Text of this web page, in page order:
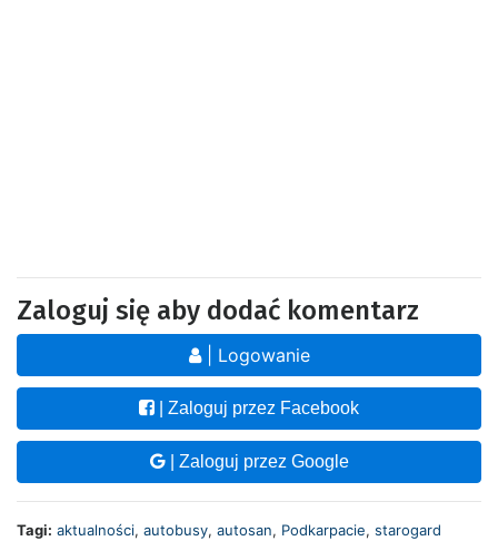
Zaloguj się aby dodać komentarz
| Logowanie
| Zaloguj przez Facebook
| Zaloguj przez Google
Tagi: aktualności, autobusy, autosan, Podkarpacie, starogard